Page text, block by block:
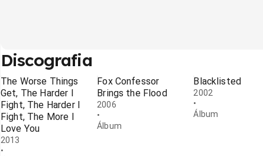
Discografia
The Worse Things
Get, The Harder I
Fight, The Harder I
Fight, The More I
Love You
2013
•
Fox Confessor
Brings the Flood
2006
•
Álbum
Blacklisted
2002
•
Álbum